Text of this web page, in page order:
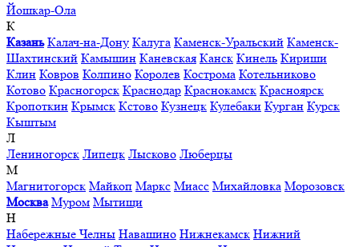
Йошкар-Ола
К
Казань Калач-на-Дону Калуга Каменск-Уральский Каменск-
Шахтинский Камышин Каневская Канск Кинель Кириши
Клин Ковров Колпино Королев Кострома Котельниково
Котово Красногорск Краснодар Краснокамск Красноярск
Кропоткин Крымск Кстово Кузнецк Кулебаки Курган Курск
Кыштым
Л
Лениногорск Липецк Лысково Люберцы
М
Магнитогорск Майкоп Маркс Миасс Михайловка Морозовск
Москва Муром Мытищи
Н
Набережные Челны Навашино Нижнекамск Нижний